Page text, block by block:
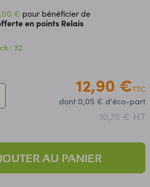
€ pour bénéficier de
en points Relais
: 32
12,90 €TTC
dont 0,05 € d'éco-part
10,75 € HT
AU PANIER